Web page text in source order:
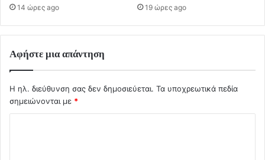
14 ώρες ago 19 ώρες ago
Αφήστε μια απάντηση
Η ηλ. διεύθυνση σας δεν δημοσιεύεται. Τα υποχρεωτικά πεδία
σημειώνονται με *